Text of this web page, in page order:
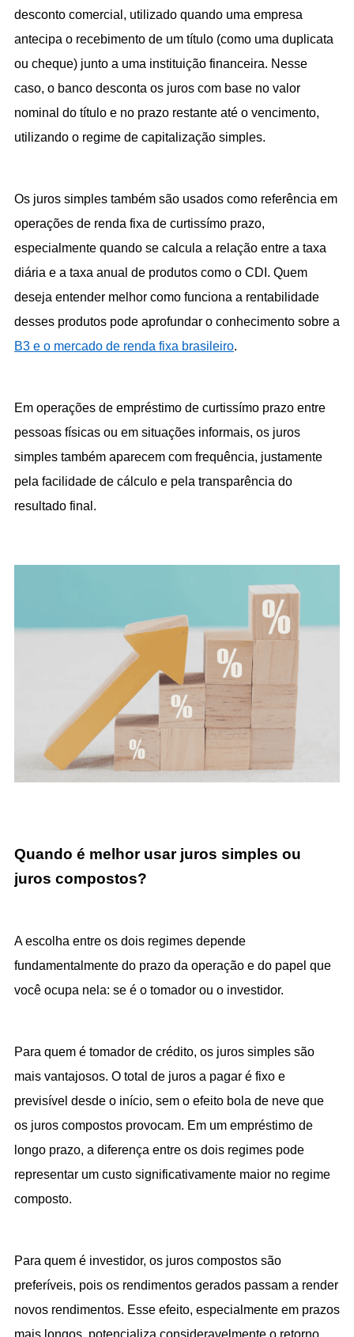
desconto comercial, utilizado quando uma empresa
antecipa o recebimento de um título (como uma duplicata
ou cheque) junto a uma instituição financeira. Nesse
caso, o banco desconta os juros com base no valor
nominal do título e no prazo restante até o vencimento,
utilizando o regime de capitalização simples.
Os juros simples também são usados como referência em
operações de renda fixa de curtissímo prazo,
especialmente quando se calcula a relação entre a taxa
diária e a taxa anual de produtos como o CDI. Quem
deseja entender melhor como funciona a rentabilidade
B3 e o mercado de renda fixa brasileiro.
Em operações de empréstimo de curtissímo prazo entre
pessoas físicas ou em situações informais, os juros
simples também aparecem com frequência, justamente
pela facilidade de cálculo e pela transparência do
resultado final.
Quando é melhor usar juros simples ou
juros compostos?
A escolha entre os dois regimes depende
fundamentalmente do prazo da operação e do papel que
você ocupa nela: se é o tomador ou o investidor.
Para quem é tomador de crédito, os juros simples são
mais vantajosos. O total de juros a pagar é fixo e
previsível desde o início, sem o efeito bola de neve que
os juros compostos provocam. Em um empréstimo de
longo prazo, a diferença entre os dois regimes pode
representar um custo significativamente maior no regime
composto.
Para quem é investidor, os juros compostos são
preferíveis, pois os rendimentos gerados passam a render
novos rendimentos. Esse efeito, especialmente em prazos